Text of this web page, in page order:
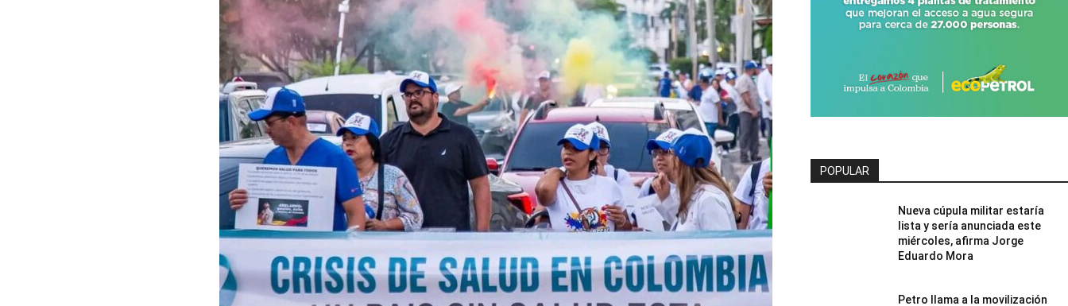
POPULAR
Nueva cúpula militar estaría
lista y sería anunciada este
miércoles, afirma Jorge
Eduardo Mora
Petro llama a la movilización